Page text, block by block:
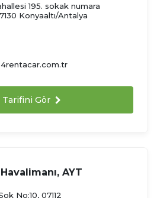
195. sokak numara
Konyaaltı/Antalya
Tarifini Gör
AYT
No:10, 07112